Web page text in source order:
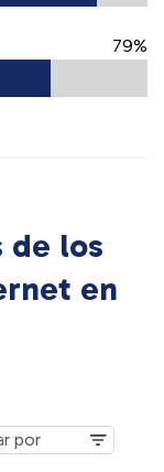
79%
de los
en